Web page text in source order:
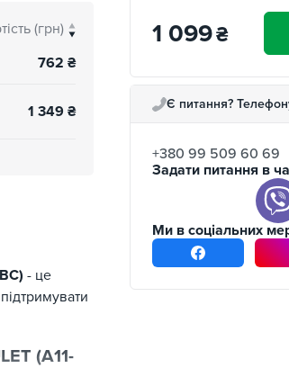
(грн)
762 ₴
1 349 ₴
- це
(A11-
1 099₴
Є питання?
+380 99 509 60 69
Задати питання в
Ми в соціальних